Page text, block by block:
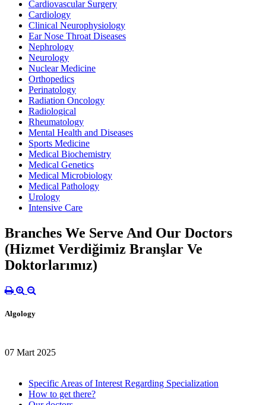
Cardiovascular Surgery
Cardiology
Clinical Neurophysiology
Ear Nose Throat Diseases
Nephrology
Neurology
Nuclear Medicine
Orthopedics
Perinatology
Radiation Oncology
Radiological
Rheumatology
Mental Health and Diseases
Sports Medicine
Medical Biochemistry
Medical Genetics
Medical Microbiology
Medical Pathology
Urology
Intensive Care
Branches We Serve And Our Doctors
(Hizmet Verdiğimiz Branşlar Ve
Doktorlarımız)
Algology
07 Mart 2025
Specific Areas of Interest Regarding Specialization
How to get there?